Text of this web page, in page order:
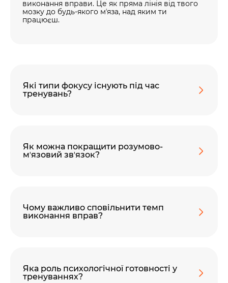
виконання вправи. Це як пряма лінія від твого
мозку до будь-якого мʼяза, над яким ти
працюєш.
Які типи фокусу існують під час
тренувань?
Як можна покращити розумово-
мʼязовий звʼязок?
Чому важливо сповільнити темп
виконання вправ?
Яка роль психологічної готовності у
тренуваннях?